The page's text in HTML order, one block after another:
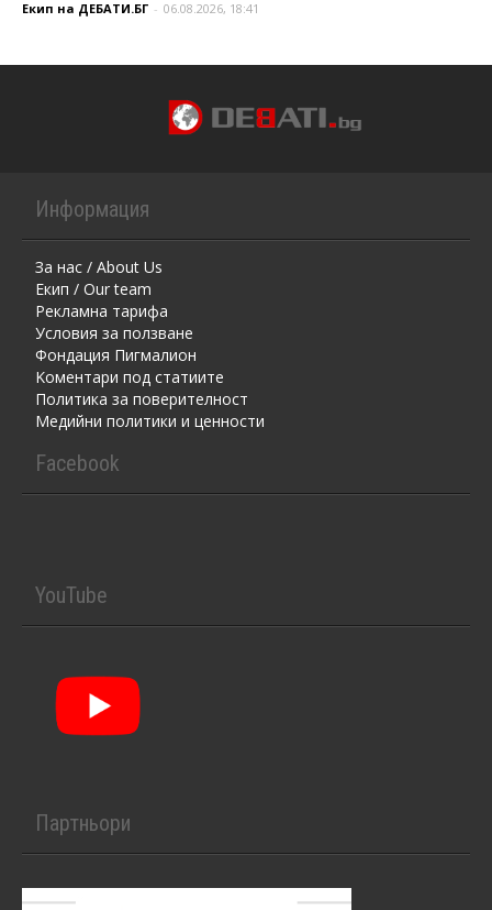
Екип на ДЕБАТИ.БГ - 06.08.2026, 18:41
Информация
За нас / About Us
Екип / Our team
Рекламна тарифа
Условия за ползване
Фондация Пигмалион
Kоментaри под статиите
Политика за поверителност
Медийни политики и ценности
Facebook
YouTube
Партньори